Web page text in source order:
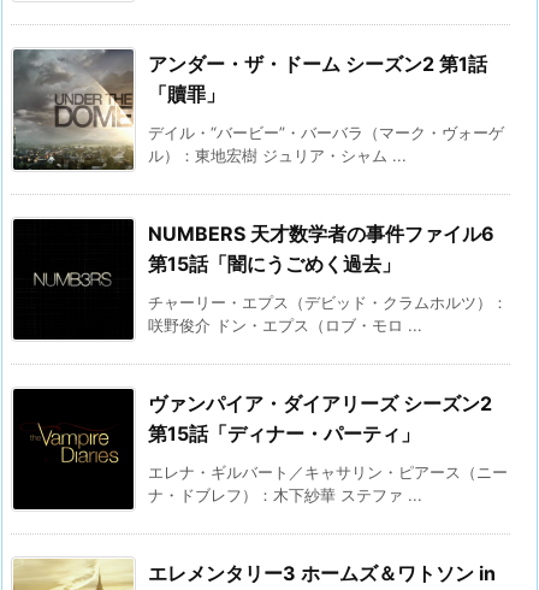
アンダー・ザ・ドーム シーズン2 第1話
「贖罪」
デイル・“バービー”・バーバラ（マーク・ヴォーゲ
ル）：東地宏樹 ジュリア・シャム ...
NUMBERS 天才数学者の事件ファイル6
第15話「闇にうごめく過去」
チャーリー・エプス（デビッド・クラムホルツ）：
咲野俊介 ドン・エプス（ロブ・モロ ...
ヴァンパイア・ダイアリーズ シーズン2
第15話「ディナー・パーティ」
エレナ・ギルバート／キャサリン・ピアース（ニー
ナ・ドブレフ）：木下紗華 ステファ ...
エレメンタリー3 ホームズ＆ワトソン in